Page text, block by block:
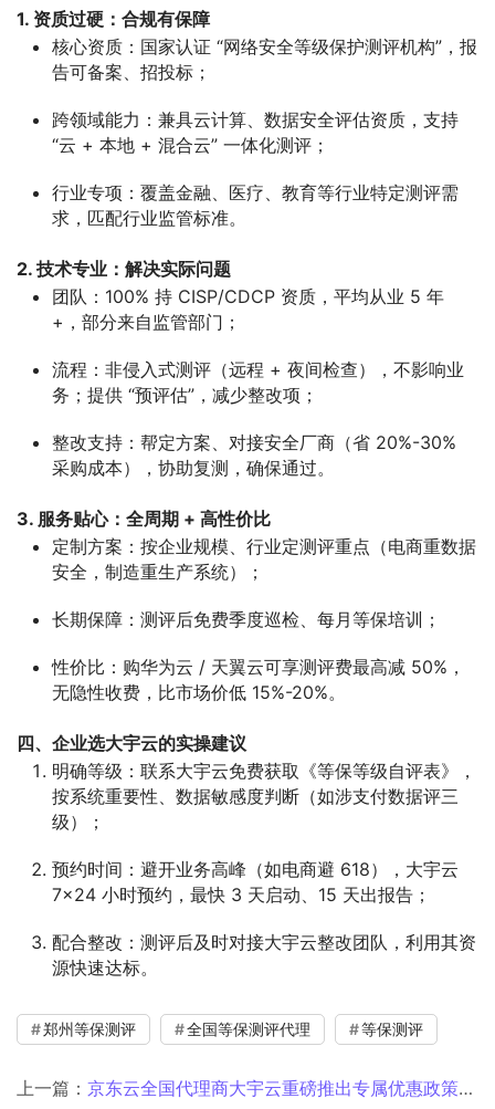
1. 资质过硬：合规有保障
核心资质：国家认证 “网络安全等级保护测评机构”，报
告可备案、招投标；
跨领域能力：兼具云计算、数据安全评估资质，支持
“云 + 本地 + 混合云” 一体化测评；
行业专项：覆盖金融、医疗、教育等行业特定测评需
求，匹配行业监管标准。
2. 技术专业：解决实际问题
团队：100% 持 CISP/CDCP 资质，平均从业 5 年
+，部分来自监管部门；
流程：非侵入式测评（远程 + 夜间检查），不影响业
务；提供 “预评估”，减少整改项；
整改支持：帮定方案、对接安全厂商（省 20%-30%
采购成本），协助复测，确保通过。
3. 服务贴心：全周期 + 高性价比
定制方案：按企业规模、行业定测评重点（电商重数据
安全，制造重生产系统）；
长期保障：测评后免费季度巡检、每月等保培训；
性价比：购华为云 / 天翼云可享测评费最高减 50%，
无隐性收费，比市场价低 15%-20%。
四、企业选大宇云的实操建议
明确等级 ：联系大宇云免费获取《等保等级自评表》，
按系统重要性、数据敏感度判断（如涉支付数据评三
级）；
预约时间 ：避开业务高峰（如电商避 618），大宇云
7×24 小时预约，最快 3 天启动、15 天出报告；
配合整改 ：测评后及时对接大宇云整改团队，利用其资
源快速达标。
郑州等保测评 全国等保测评代理 等保测评
上一篇： 京东云全国代理商大宇云重磅推出专属优惠政策，助力降本增效